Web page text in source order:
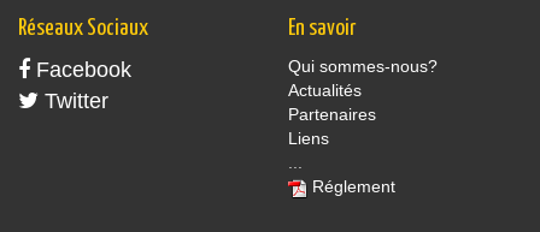
Réseaux Sociaux
Facebook
Twitter
En savoir
Qui sommes-nous?
Actualités
Partenaires
Liens
...
Réglement